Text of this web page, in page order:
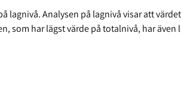
lagnivå. Analysen på lagnivå visar att
som har lägst värde på totalnivå, har även